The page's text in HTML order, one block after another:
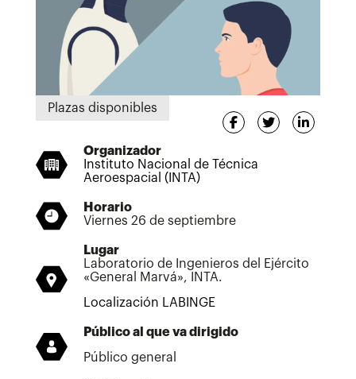
Plazas disponibles
Organizador
Instituto Nacional de Técnica
Aeroespacial (INTA)
Horario
Viernes 26 de septiembre
Lugar
Laboratorio de Ingenieros del Ejército
«General Marvá», INTA.
Localización LABINGE
Público al que va dirigido
Público general